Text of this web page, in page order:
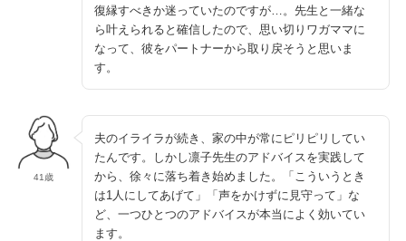
復縁すべきか迷っていたのですが…。先生と一緒な
ら叶えられると確信したので、思い切りワガママに
なって、彼をパートナーから取り戻そうと思いま
す。
41歳
夫のイライラが続き、家の中が常にピリピリしてい
たんです。しかし凛子先生のアドバイスを実践して
から、徐々に落ち着き始めました。「こういうとき
は1人にしてあげて」「声をかけずに見守って」な
ど、一つひとつのアドバイスが本当によく効いてい
ます。